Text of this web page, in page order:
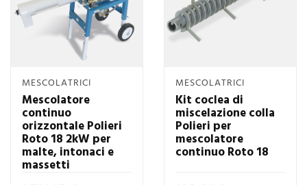
MESCOLATRICI
Mescolatore
continuo
orizzontale Polieri
Roto 18 2kW per
malte, intonaci e
massetti
MESCOLATRICI
Kit coclea di
miscelazione colla
Polieri per
mescolatore
continuo Roto 18